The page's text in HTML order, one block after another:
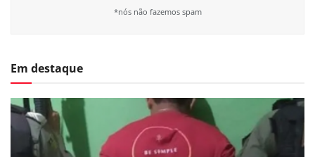
*nós não fazemos spam
Em destaque